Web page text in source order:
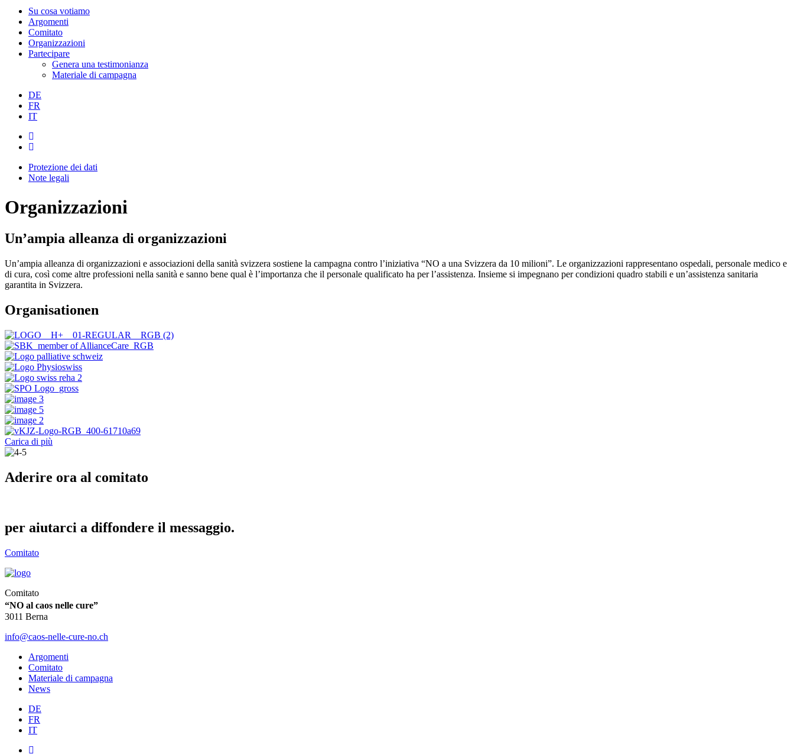
Su cosa votiamo
Argomenti
Comitato
Organizzazioni
Partecipare
Genera una testimonianza
Materiale di campagna
DE
FR
IT
Protezione dei dati
Note legali
Organizzazioni
Un’ampia alleanza di organizzazioni
Un’ampia alleanza di organizzazioni e associazioni della sanità svizzera sostiene la campagna contro l’iniziativa “NO a una Svizzera da 10 milioni”. Le organizzazioni rappresentano ospedali, personale medico e
di cura, così come altre professioni nella sanità e sanno bene qual è l’importanza che il personale qualificato ha per l’assistenza. Insieme si impegnano per condizioni quadro stabili e un’assistenza sanitaria
garantita in Svizzera.
Organisationen
Carica di più
Aderire ora al comitato
per aiutarci a diffondere il messaggio.
Comitato
Comitato
“NO al caos nelle cure”
3011 Berna
info@caos-nelle-cure-no.ch
Argomenti
Comitato
Materiale di campagna
News
DE
FR
IT